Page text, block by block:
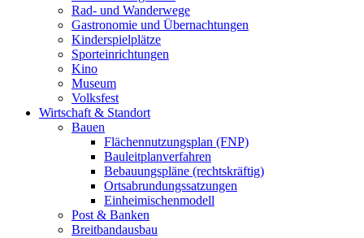
Rad- und Wanderwege
Gastronomie und Übernachtungen
Kinderspielplätze
Sporteinrichtungen
Kino
Museum
Volksfest
Wirtschaft & Standort
Bauen
Flächennutzungsplan (FNP)
Bauleitplanverfahren
Bebauungspläne (rechtskräftig)
Ortsabrundungssatzungen
Einheimischenmodell
Post & Banken
Breitbandausbau